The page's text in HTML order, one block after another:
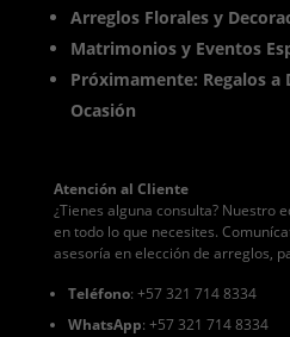
Arreglos Florales y
Matrimonios y Eventos
Próximamente: Regalos a
Ocasión
Atención al Cliente
¿Tienes alguna consulta? Nuestro
en todo lo que necesites.
asesoría en elección de arreglos,
Teléfono: +57 321 714 8334
WhatsApp: +57 321 714 8334